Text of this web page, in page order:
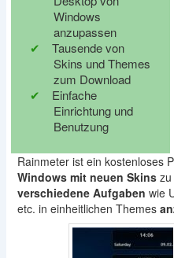
Windows
anzupassen
Tausende von
Skins und Themes
zum Download
Einfache
Einrichtung und
Benutzung
Rainmeter ist ein kostenloses
Windows mit neuen Skinszu
verschiedene Aufgaben wie
etc. in einheitlichen Themes